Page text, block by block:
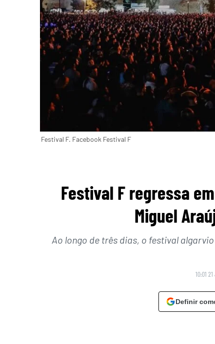
Festival F. Facebook Festival F
Festival F regressa
Miguel
Ao longo de três dias, o festival
10:01
Definir